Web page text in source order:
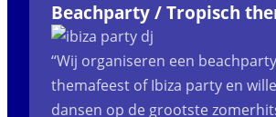
Beachparty / Tropisch
“Wij organiseren een
themafeest of Ibiza party en
dansen op de grootste